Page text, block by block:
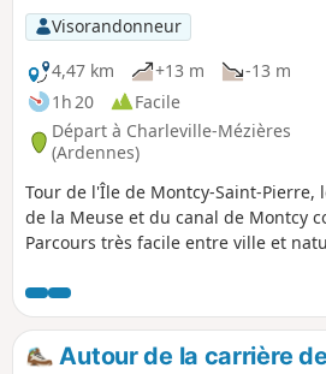
Visorandonneur
4,47 km
+13 m
-13 m
1h 20
Facile
Départ à Charleville-Mézières
(Ardennes)
Tour de l'Île de Montcy-Saint-
de la Meuse et du canal de Montcy
Parcours très facile entre ville et
l'évasion y trouveront leur bonheur.
d'observation de la faune peuplant
points de vue sur Charleville-
Autour de la carrière